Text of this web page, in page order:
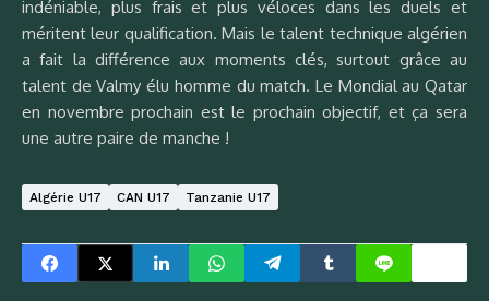
indéniable, plus frais et plus véloces dans les duels et
méritent leur qualification. Mais le talent technique algérien
a fait la différence aux moments clés, surtout grâce au
talent de Valmy élu homme du match. Le Mondial au Qatar
en novembre prochain est le prochain objectif, et ça sera
une autre paire de manche !
Algérie U17 CAN U17 Tanzanie U17